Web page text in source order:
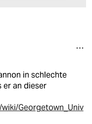
in schlechte
er an dieser
Georgetown_Univ